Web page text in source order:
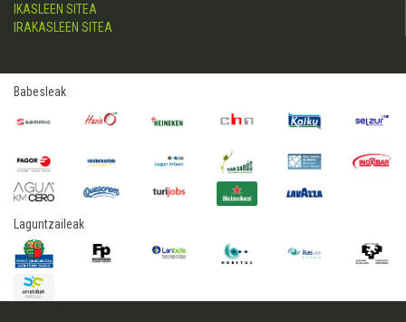
IKASLEEN SITEA
IRAKASLEEN SITEA
Babesleak
Laguntzaileak